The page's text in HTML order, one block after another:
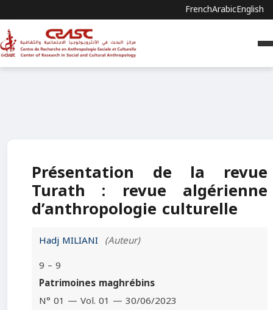
FrenchArabicEnglish
Présentation de la revue
Turath : revue algérienne
d’anthropologie culturelle
Hadj MILIANI (Auteur)
9 – 9
Patrimoines maghrébins
N° 01 — Vol. 01 — 30/06/2023